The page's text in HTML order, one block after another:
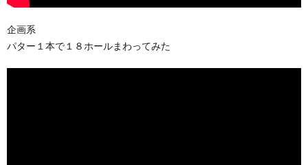
企画系
パター１本で１８ホールまわってみた